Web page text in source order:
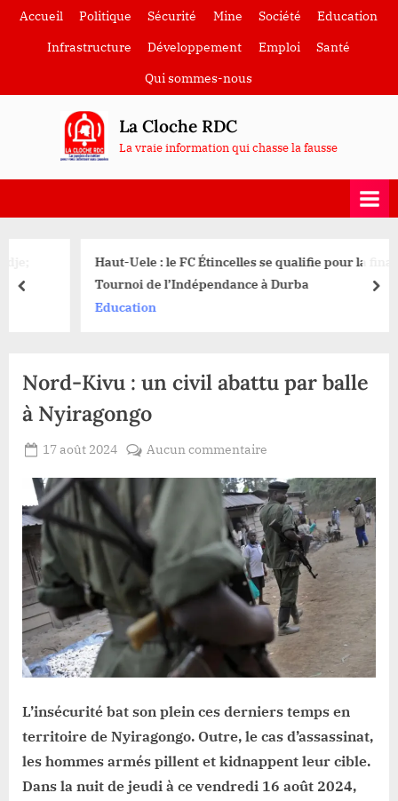
SkipAccueil Politique Sécurité Mine Société
Education
Infrastructure
Développement Emploi
Santé
Qui sommes-nous
La Cloche RDC
La vraie information qui chasse la fausse
Haut-Uele : le FC Étincelles se qualifie pour la finale du
Tournoi de l’Indépendance à Durba
Education
prev
Nord-Kivu : un civil abattu par balle
à Nyiragongo
Posted
17 août 2024
ROMEO
Aucun commentaire
Kivu
:
un
civil
abattu
par
balle
à
Nyiragongo
L’insécurité bat son plein ces derniers temps en
territoire de Nyiragongo. Outre, le cas d’assassinat,
les hommes armés pillent et kidnappent leur cible.
Dans la nuit de jeudi à ce vendredi 16 août 2024,